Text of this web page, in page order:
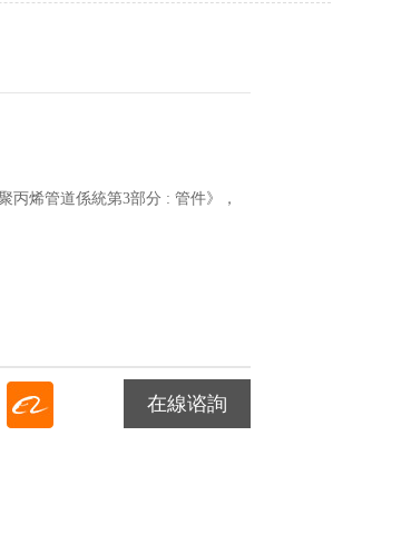
丙烯管道係統第3部分 : 管件》，
在線谘詢